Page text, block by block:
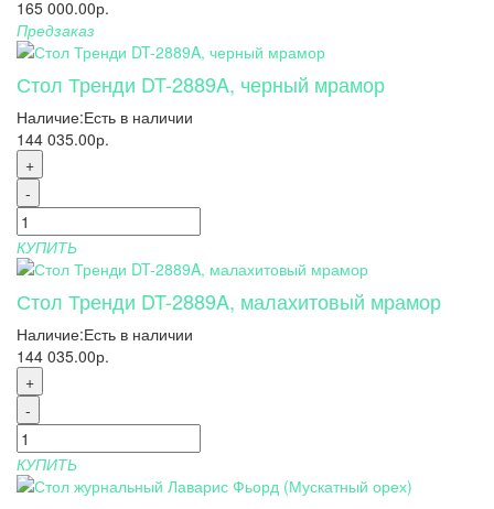
165 000.00р.
Предзаказ
Стол Тренди DT-2889A, черный мрамор
Наличие:Есть в наличии
144 035.00р.
+
-
КУПИТЬ
Стол Тренди DT-2889A, малахитовый мрамор
Наличие:Есть в наличии
144 035.00р.
+
-
КУПИТЬ